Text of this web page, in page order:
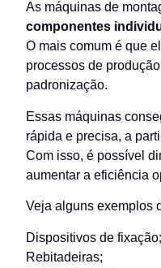
As máquinas de
componentes
O mais comum é que
processos de
padronização.
Essas máquinas
rápida e precisa, a
Com isso, é possível
aumentar a eficiência
Veja alguns exemplos
Dispositivos de fixação;
Rebitadeiras;